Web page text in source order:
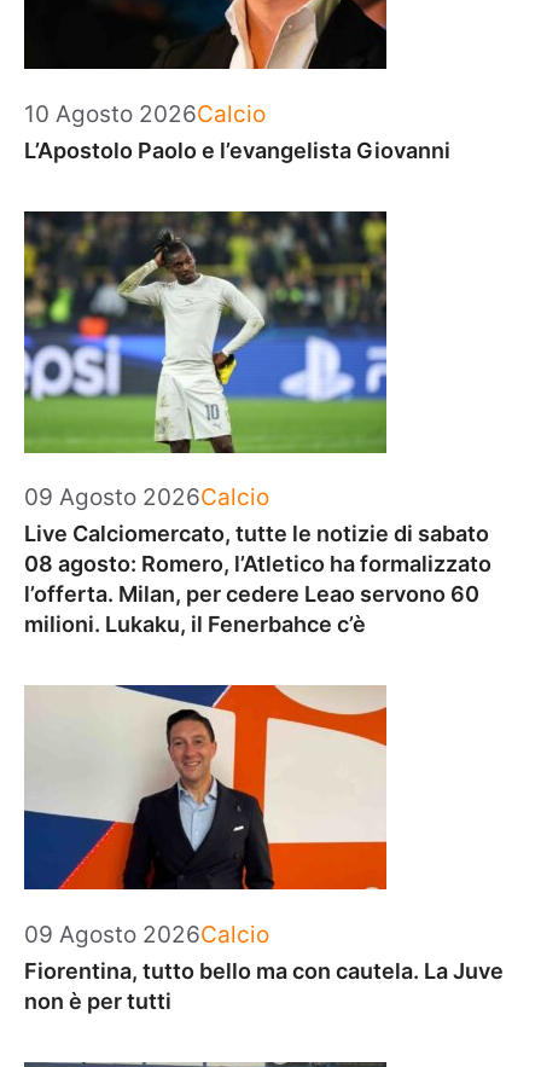
10 Agosto 2026Categorie
Calcio
L’Apostolo Paolo e l’evangelista Giovanni
09 Agosto 2026Categorie
Calcio
Live Calciomercato, tutte le notizie di sabato
08 agosto: Romero, l’Atletico ha formalizzato
l’offerta. Milan, per cedere Leao servono 60
milioni. Lukaku, il Fenerbahce c’è
09 Agosto 2026Categorie
Calcio
Fiorentina, tutto bello ma con cautela. La Juve
non è per tutti